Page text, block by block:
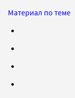
Материал по теме